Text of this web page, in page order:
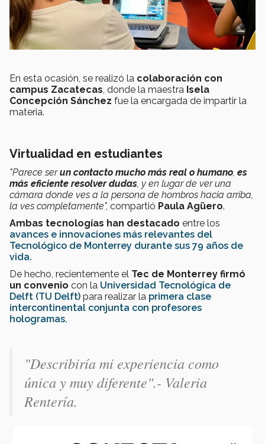
En esta ocasión, se realizó la colaboración con
campus Zacatecas, donde la maestra Isela
Concepción Sánchez fue la encargada de impartir la
materia.
Virtualidad en estudiantes
"Parece serun contacto mucho más real o humano, es
más eficiente resolver dudas, y en lugar de ver una
cámara donde ves a la persona de hombros hacia arriba,
la ves completamente", compartió Paula Agüero.
Ambas tecnologías han destacado entre los
avances e innovaciones más relevantes del
Tecnológico de Monterrey durante sus 79 años de
vida.
De hecho, recientemente el Tec de Monterrey firmó
un convenio con la Universidad Tecnológica de
Delft (TU Delft) para realizar la primera clase
intercontinental conjunta con profesores
hologramas.
"Describiría mi experiencia como
única y muy diferente".- Valeria
Rentería.